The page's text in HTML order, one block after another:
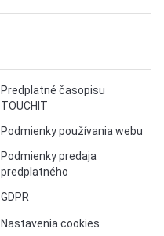
Predplatné časopisu
TOUCHIT
Podmienky používania webu
Podmienky predaja
predplatného
GDPR
Nastavenia cookies